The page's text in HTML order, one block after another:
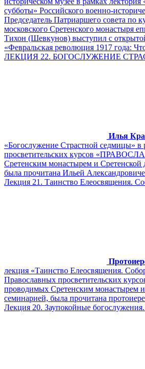
субботы» Российского военно-
Председатель Патриаршего совета по
московского Сретенского монастыря
Тихон (Шевкунов) выступил с
«Февральская революция 1917 года:
ЛЕКЦИЯ 22. БОГОСЛУЖЕНИЕ
Илья
«Богослужение Страстной седмицы» в
просветительских курсов
Сретенским монастырем и Сретенской
была прочитана Ильей
Лекция 21. Таинство Елеосвящения.
лекция «Таинство Елеосвящения.
Православных просветительских
проводимых Сретенским монастырем
семинарией, была прочитана
Лекция 20. Заупокойные